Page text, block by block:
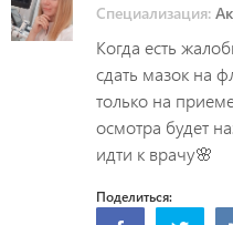
Специализация:
Когда есть
сдать мазок на
только на
осмотра будет
идти к врачу🌸
Поделиться: